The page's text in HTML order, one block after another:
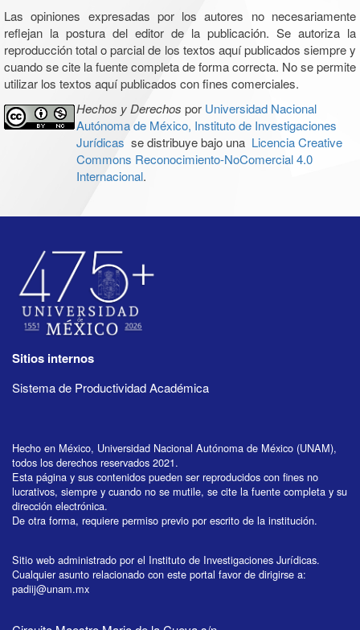
Las opiniones expresadas por los autores no necesariamente
reflejan la postura del editor de la publicación. Se autoriza la
reproducción total o parcial de los textos aquí publicados siempre y
cuando se cite la fuente completa de forma correcta. No se permite
utilizar los textos aquí publicados con fines comerciales.
Hechos y Derechos por Universidad Nacional
Autónoma de México, Instituto de Investigaciones
Jurídicas se distribuye bajo una Licencia Creative
Commons Reconocimiento-NoComercial 4.0
Internacional.
Sitios internos
Sistema de Productividad Académica
Hecho en México, Universidad Nacional Autónoma de México (UNAM),
todos los derechos reservados 2021.
Esta página y sus contenidos pueden ser reproducidos con fines no
lucrativos, siempre y cuando no se mutile, se cite la fuente completa y su
dirección electrónica.
De otra forma, requiere permiso previo por escrito de la institución.
Sitio web administrado por el Instituto de Investigaciones Jurídicas.
Cualquier asunto relacionado con este portal favor de dirigirse a:
padiij@unam.mx